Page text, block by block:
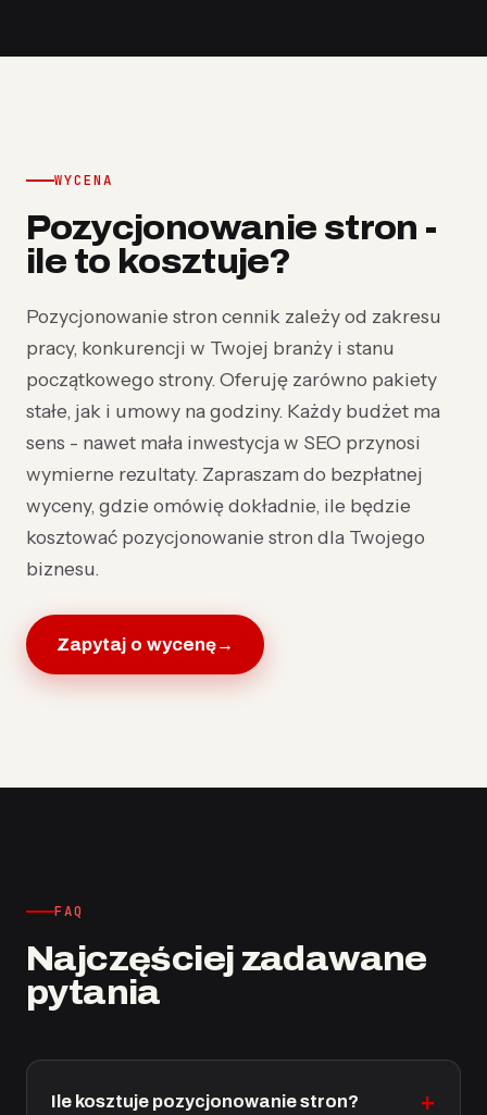
WYCENA
Pozycjonowanie stron -
ile to kosztuje?
Pozycjonowanie stron cennik zależy od zakresu
pracy, konkurencji w Twojej branży i stanu
początkowego strony. Oferuję zarówno pakiety
stałe, jak i umowy na godziny. Każdy budżet ma
sens - nawet mała inwestycja w SEO przynosi
wymierne rezultaty. Zapraszam do bezpłatnej
wyceny, gdzie omówię dokładnie, ile będzie
kosztować pozycjonowanie stron dla Twojego
biznesu.
Zapytaj o wycenę→
FAQ
Najczęściej zadawane
pytania
Ile kosztuje pozycjonowanie stron?